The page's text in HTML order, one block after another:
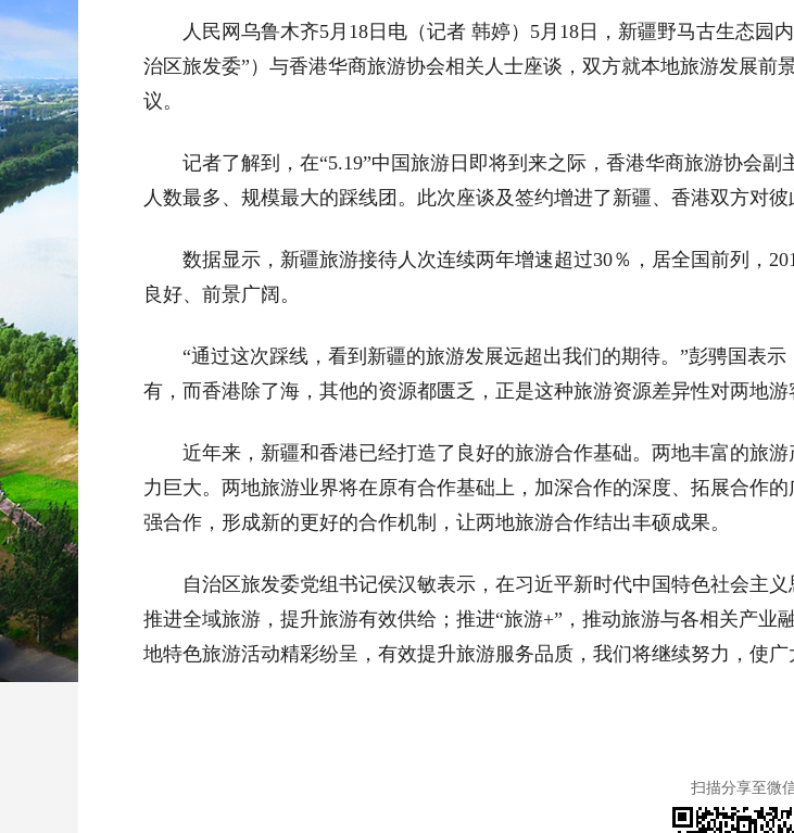
依申请公开
政府网站年度
人民网乌鲁木齐5月18日电（记者 韩婷）5月18日，新疆野马古生态园
治区旅发委”）与香港华商旅游协会相关人士座谈，双方就本地旅游发展前
议。
记者了解到，在“5.19”中国旅游日即将到来之际，香港华商旅游协会
人数最多、规模最大的踩线团。此次座谈及签约增进了新疆、香港双方对
数据显示，新疆旅游接待人次连续两年增速超过30％，居全国前列，
良好、前景广阔。
“通过这次踩线，看到新疆的旅游发展远超出我们的期待。”彭骋国表
有，而香港除了海，其他的资源都匮乏，正是这种旅游资源差异性对两地
近年来，新疆和香港已经打造了良好的旅游合作基础。两地丰富的旅
力巨大。两地旅游业界将在原有合作基础上，加深合作的深度、拓展合作
强合作，形成新的更好的合作机制，让两地旅游合作结出丰硕成果。
自治区旅发委党组书记侯汉敏表示，在习近平新时代中国特色社会主
推进全域旅游，提升旅游有效供给；推进“旅游+”，推动旅游与各相关产业
地特色旅游活动精彩纷呈，有效提升旅游服务品质，我们将继续努力，使广
扫描分享至微